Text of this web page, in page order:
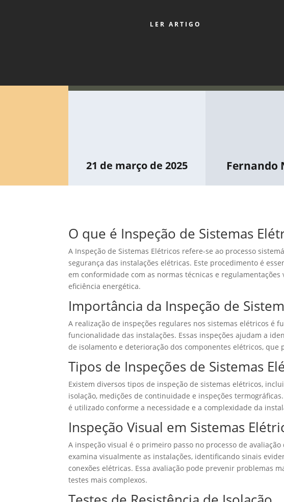
LER ARTIGO
21 de março de 2025 Fernando
O que é Inspeção de Sistemas
A Inspeção de Sistemas Elétricos refere-se ao processo
segurança das instalações elétricas. Este procedimento é
em conformidade com as normas técnicas e
eficiência energética.
Importância da Inspeção de
A realização de inspeções regulares nos sistemas elétricos é
funcionalidade das instalações. Essas inspeções ajudam a
de isolamento e deterioração dos componentes elétricos,
Tipos de Inspeções de Sistemas
Existem diversos tipos de inspeção de sistemas elétricos,
isolação, medições de continuidade e inspeções
é utilizado conforme a necessidade e a complexidade da
Inspeção Visual em Sistemas
A inspeção visual é o primeiro passo no processo de
examina visualmente as instalações, identificando sinais
conexões elétricas. Essa avaliação pode prevenir problemas
testes mais complexos.